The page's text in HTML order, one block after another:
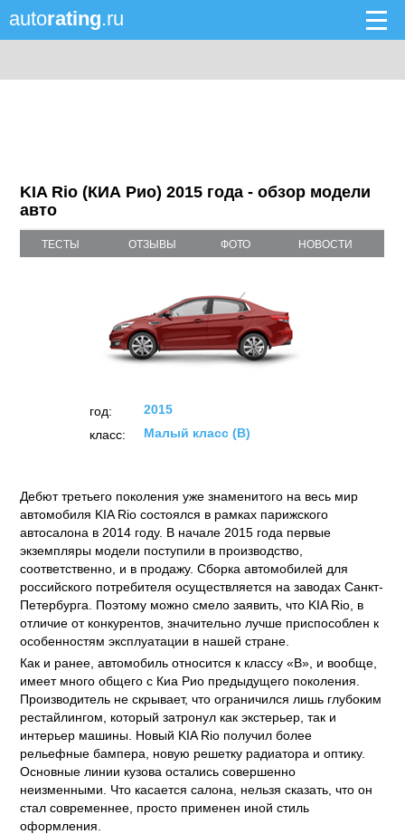
autorating.ru
KIA Rio (КИА Рио) 2015 года - обзор модели
авто
ТЕСТЫ ОТЗЫВЫ ФОТО НОВОСТИ
год:
2015
класс:
Малый класс (B)
Дебют третьего поколения уже знаменитого на весь мир
автомобиля KIA Rio состоялся в рамках парижского
автосалона в 2014 году. В начале 2015 года первые
экземпляры модели поступили в производство,
соответственно, и в продажу. Сборка автомобилей для
российского потребителя осуществляется на заводах Санкт-
Петербурга. Поэтому можно смело заявить, что KIA Rio, в
отличие от конкурентов, значительно лучше приспособлен к
особенностям эксплуатации в нашей стране.
Как и ранее, автомобиль относится к классу «В», и вообще,
имеет много общего с Киа Рио предыдущего поколения.
Производитель не скрывает, что ограничился лишь глубоким
рестайлингом, который затронул как экстерьер, так и
интерьер машины. Новый KIA Rio получил более
рельефные бампера, новую решетку радиатора и оптику.
Основные линии кузова остались совершенно
неизменными. Что касается салона, нельзя сказать, что он
стал современнее, просто применен иной стиль
оформления.